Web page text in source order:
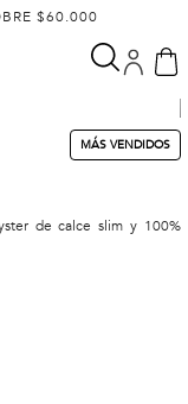
$60.000
MÁS VENDIDOS
de calce slim y 100%